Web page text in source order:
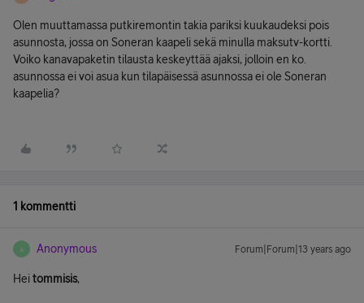
Olen muuttamassa putkiremontin takia pariksi kuukaudeksi pois
asunnosta, jossa on Soneran kaapeli sekä minulla maksutv-kortti.
Voiko kanavapaketin tilausta keskeyttää ajaksi, jolloin en ko.
asunnossa ei voi asua kun tilapäisessä asunnossa ei ole Soneran
kaapelia?
1 kommentti
A Anonymous Forum|Forum|13 years ago
Heitommisis,